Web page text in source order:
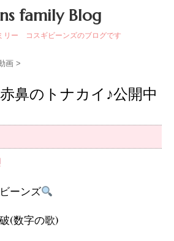
family Blog
リー コスギビーンズのブログです
画 >
赤鼻のトナカイ♪公開中
ーンズ
(数字の歌)